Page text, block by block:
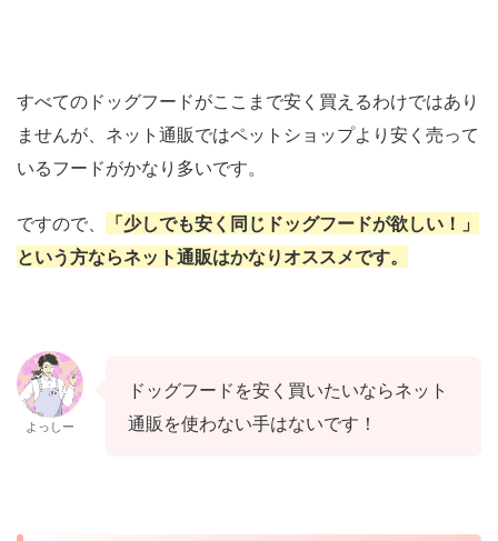
すべてのドッグフードがここまで安く買えるわけではあり
ませんが、ネット通販ではペットショップより安く売って
いるフードがかなり多いです。
ですので、
「少しでも安く同じドッグフードが欲しい！」
という方ならネット通販はかなりオススメです。
よっしー
ドッグフードを安く買いたいならネット
通販を使わない手はないです！